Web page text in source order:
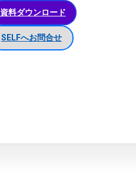
資料ダウンロード
SELFへお問合せ